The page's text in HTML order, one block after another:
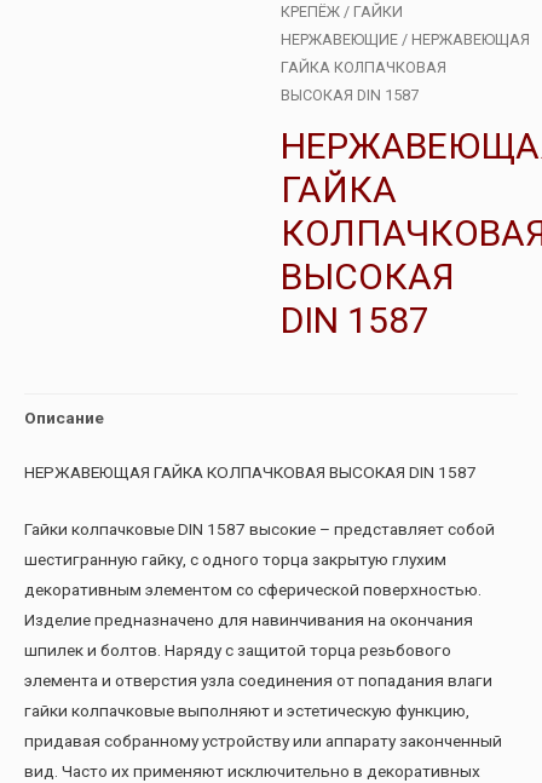
КРЕПЁЖ / ГАЙКИ
НЕРЖАВЕЮЩИЕ / НЕРЖАВЕЮЩАЯ
ГАЙКА КОЛПАЧКОВАЯ
ВЫСОКАЯ DIN 1587
ГАЙКА
ВЫСОКАЯ
DIN 1587
Описание
НЕРЖАВЕЮЩАЯ ГАЙКА КОЛПАЧКОВАЯ ВЫСОКАЯ DIN 1587
Гайки колпачковые DIN 1587 высокие – представляет собой
шестигранную гайку, с одного торца закрытую глухим
декоративным элементом со сферической поверхностью.
Изделие предназначено для навинчивания на окончания
шпилек и болтов. Наряду с защитой торца резьбового
элемента и отверстия узла соединения от попадания влаги
гайки колпачковые выполняют и эстетическую функцию,
придавая собранному устройству или аппарату законченный
вид. Часто их применяют исключительно в декоративных